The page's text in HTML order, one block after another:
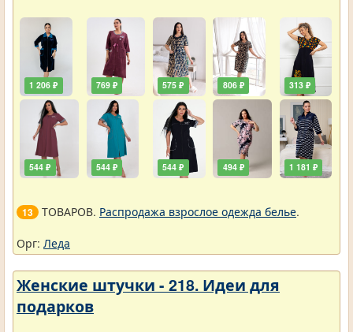
1 206 ₽
544 ₽
769 ₽
544 ₽
575 ₽
544 ₽
806 ₽
494 ₽
313 ₽
1 181 ₽
13 ТОВАРОВ. Распродажа взрослое одежда белье.
Орг: Леда
Женские штучки - 218. Идеи для
подарков